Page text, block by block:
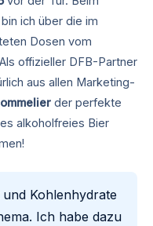
ich über die im
Dosen vom
offizieller DFB-Partner
aus allen Marketing-
der perfekte
alkoholfreies Bier
Kohlenhydrate
Ich habe dazu